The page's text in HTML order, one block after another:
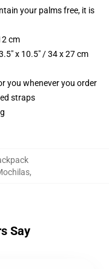
your palms free, it is
cm
x 10.5" / 34 x 27 cm
you whenever you order
straps
,
Say